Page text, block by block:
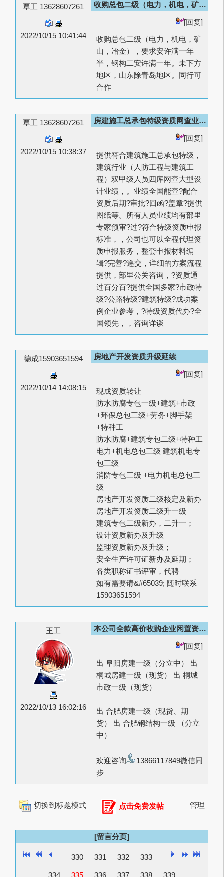
覃工 13628607261
2022/10/15 10:41:44
收购总包二级（电力，机电，矿山，冶金）
[回复]
收购总包二级（电力，机电，矿
山，冶金），要求安许满一年
半，钢构二安许满一年。未下方
地区，山东除青岛地区。同行可
合作
覃工 13628607261
2022/10/15 10:38:37
房建施工总承包特级资质网查业绩提供
[回复]
提供符合建筑施工总承包特级，
建筑行业（人防工程与建筑工
程）双甲级人员四库网查大型设
计业绩，。业绩全国能查?配合
资质后期?审批?回函?盖章?提供
图纸等。所有人员业绩均有部里
专家预审?过?符合特级资质申报
标准，，公司也可以全程代理资
质申报服务，整套申报材料编
辑?完善?递交，详细的方案流程
提供，部里公关咨询，?资质通
过百分百?提供全国多家?市政特
级?公路特级?建筑特级?成功案
例企业参考，?特级资质代办?全
国领先，，咨询详谈
德成15903651594
2022/10/14 14:08:15
房地产开发资质升级延续
[回复]
现成资质转让
防水防腐专包一级+建筑+市政
+环保总包三级+劳务+脚手架
+特种工
防水防腐+建筑专包二级+特种工
电力+机电总包三级 建筑机电专
包三级
消防专包三级 +电力机电总包三
级
房地产开发资质二级核定及新办
房地产开发资质二级升一级
建筑专包二级新办，二升一；
设计资质新办及升级
监理资质新办及升级；
安全生产许可证新办及延期；
各类职称证书评审，代聘
如有需要请&#65039; 随时联系
15903651594
王工
2022/10/13 16:02:16
本公司全款高价收购企业闲置资质证书，以及转让、新办、升级！
[回复]
出 阜阳房建一级（分立中） 出
桐城房建一级（现货） 出 桐城
市政一级（现货）
出 合肥房建一级（现货、期
货） 出 合肥钢结构一级 （分立
中）
欢迎咨询
13866117849微信同
步
切换到标题模式 点击免费发帖 管理
[留言分页]
330 331 332 333
334 335 336 337 338 339